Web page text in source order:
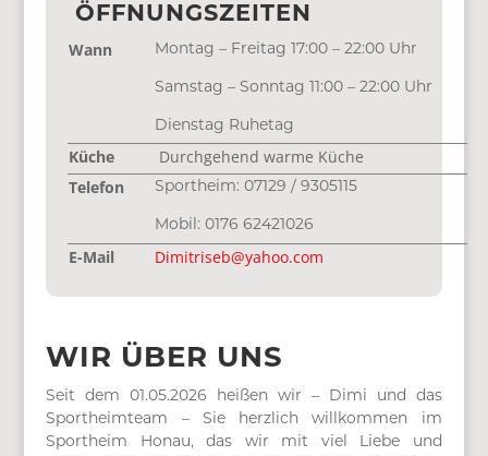
ÖFFNUNGSZEITEN
Wann Montag – Freitag 17:00 – 22:00 Uhr
Samstag – Sonntag 11:00 – 22:00 Uhr
Dienstag Ruhetag
Küche
Durchgehend warme Küche
Telefon
Sportheim: 07129 / 9305115
Mobil: 0176 62421026
E-Mail Dimitriseb@yahoo.com
WIR ÜBER UNS
Seit dem 01.05.2026 heißen wir – Dimi und das
Sportheimteam – Sie herzlich willkommen im
Sportheim Honau, das wir mit viel Liebe und